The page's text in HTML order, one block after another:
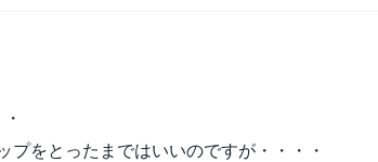
プをとったまではいいのですが・・・・